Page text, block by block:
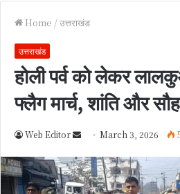
Home /उत्तराखंड
उत्तराखंड
होली पर्व को लेकर
फ्लैग मार्च, शांति और
Web Editor
n
d
March 3, 2026